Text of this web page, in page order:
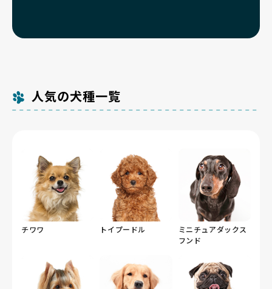
人気の犬種一覧
チワワ トイプードル
ミニチュアダックス
フンド